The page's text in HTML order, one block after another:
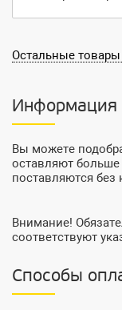
Остальные товары
Информация
Вы можете
оставляют больше
поставляются без
Внимание!
соответствуют
Способы